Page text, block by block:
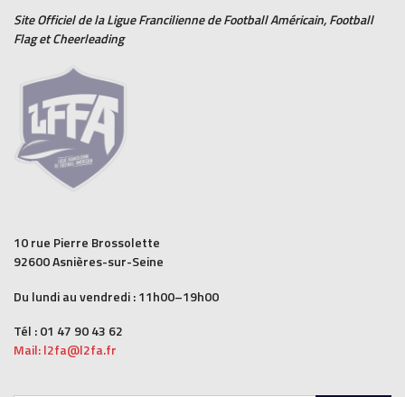
Site Officiel de la Ligue Francilienne deFootball Américain,Football
FlagetCheerleading
10 rue Pierre Brossolette
92600 Asnières-sur-Seine
Du lundi au vendredi : 11h00–19h00
Tél : 01 47 90 43 62
Mail: l2fa@l2fa.fr